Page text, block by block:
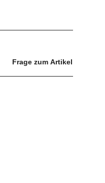
Frage zum Artikel